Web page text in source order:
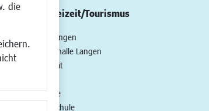
die
Kultur/Freizeit/Tourismus
Veranstaltungen
Neue Stadthalle Langen
Stadtporträt
Musikschule
Volkshochschule